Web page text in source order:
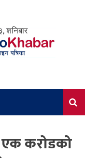
शनिबार
एक करोडको